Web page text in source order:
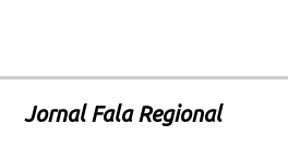
Jornal Fala Regional